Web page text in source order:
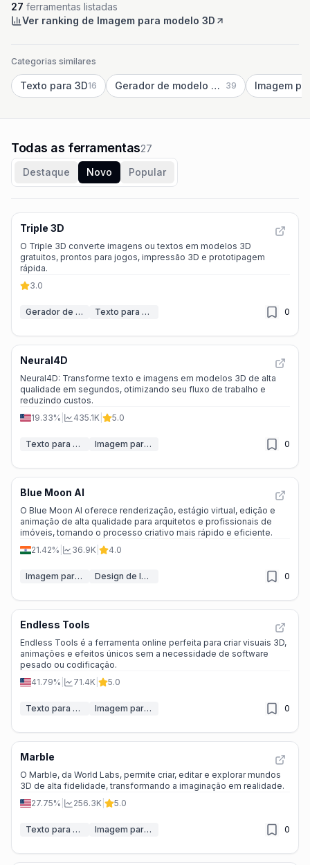
27 ferramentas listadas
Ver ranking de Imagem para modelo 3D
Categorias similares
Texto para 3D16 Gerador de modelo 3D IA 39 Imagem
Todas as ferramentas27
Destaque
Novo Popular
Triple 3D
O Triple 3D converte imagens ou textos em modelos 3D
gratuitos, prontos para jogos, impressão 3D e prototipagem
rápida.
3.0
Gerador de modelo 3D IA Texto para 3D 0
Neural4D
Neural4D: Transforme texto e imagens em modelos 3D de alta
qualidade em segundos, otimizando seu fluxo de trabalho e
reduzindo custos.
19.33%
435.1K 5.0
Texto para 3D Imagem para modelo 3D 0
Blue Moon AI
O Blue Moon AI oferece renderização, estágio virtual, edição e
animação de alta qualidade para arquitetos e profissionais de
imóveis, tornando o processo criativo mais rápido e eficiente.
21.42%
36.9K 4.0
Imagem para Imagem Design de Interiores e Cômodos com IA 0
Endless Tools
Endless Tools é a ferramenta online perfeita para criar visuais 3D,
animações e efeitos únicos sem a necessidade de software
pesado ou codificação.
41.79%
71.4K 5.0
Texto para 3D Imagem para modelo 3D 0
Marble
O Marble, da World Labs, permite criar, editar e explorar mundos
3D de alta fidelidade, transformando a imaginação em realidade.
27.75%
256.3K 5.0
Texto para 3D Imagem para modelo 3D 0